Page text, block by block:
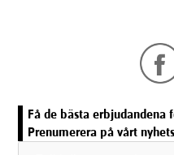
Få de bästa erbjudandena
Prenumerera på vårt